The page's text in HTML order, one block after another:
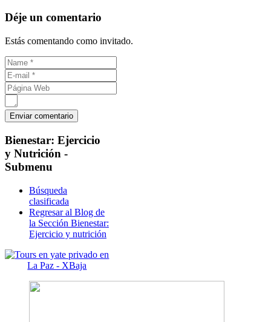
Déje un comentario
Estás comentando como invitado.
Bienestar: Ejercicio
y Nutrición -
Submenu
Búsqueda
clasificada
Regresar al Blog de
la Sección Bienestar:
Ejercicio y nutrición